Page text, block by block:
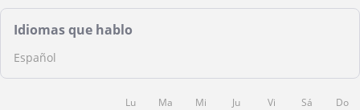
Idiomas que hablo
Español
Lu Ma Mi Ju Vi Sá Do